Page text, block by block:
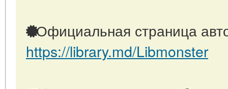
Официальная страница
https://library.md/Libmonster